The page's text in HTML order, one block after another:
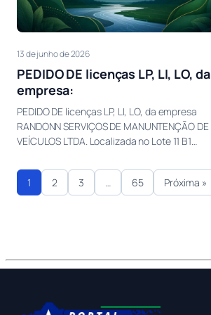
13 de junho de 2026
PEDIDO DE licenças LP, LI, LO, da
empresa:
PEDIDO DE licenças LP, LI, LO, da empresa
RANDONN SERVIÇOS DE MANUNTENÇÃO DE
VEÍCULOS LTDA. Localizada no Lote 11 B1…
1 2 3 … 65 Próxima »